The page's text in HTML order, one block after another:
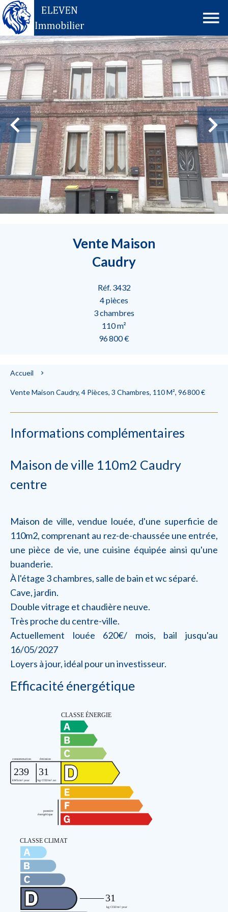
Vente Maison
Caudry
Réf. 3432
4 pièces
3 chambres
110 m²
96 800 €
Accueil
Vente Maison Caudry, 4 Pièces, 3 Chambres, 110 M², 96 800 €
Informations complémentaires
Maison de ville 110m2 Caudry
centre
Maison de ville, vendue louée, d'une superficie de
110m2, comprenant au rez-de-chaussée une entrée,
une pièce de vie, une cuisine équipée ainsi qu'une
buanderie.
À l'étage 3 chambres, salle de bain et wc séparé.
Cave, jardin.
Double vitrage et chaudière neuve.
Très proche du centre-ville.
Actuellement louée 620€/ mois, bail jusqu'au
16/05/2027
Loyers à jour, idéal pour un investisseur.
Efficacité énergétique